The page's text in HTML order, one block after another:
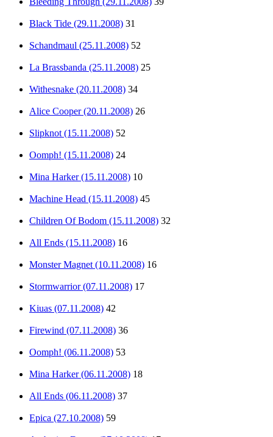
Black Tide (29.11.2008) 31
Schandmaul (25.11.2008) 52
La Brassbanda (25.11.2008) 25
Withesnake (20.11.2008) 34
Alice Cooper (20.11.2008) 26
Slipknot (15.11.2008) 52
Oomph! (15.11.2008) 24
Mina Harker (15.11.2008) 10
Machine Head (15.11.2008) 45
Children Of Bodom (15.11.2008) 32
All Ends (15.11.2008) 16
Monster Magnet (10.11.2008) 16
Stormwarrior (07.11.2008) 17
Kiuas (07.11.2008) 42
Firewind (07.11.2008) 36
Oomph! (06.11.2008) 53
Mina Harker (06.11.2008) 18
All Ends (06.11.2008) 37
Epica (27.10.2008) 59